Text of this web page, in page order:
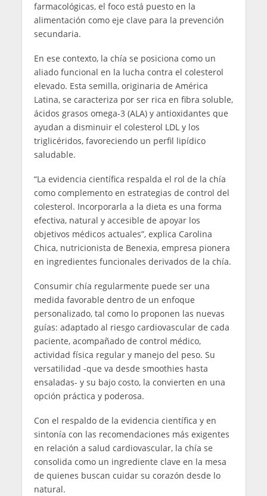
farmacológicas, el foco está puesto en la
alimentación como eje clave para la prevención
secundaria.
En ese contexto, la chía se posiciona como un
aliado funcional en la lucha contra el colesterol
elevado. Esta semilla, originaria de América
Latina, se caracteriza por ser rica en fibra soluble,
ácidos grasos omega-3 (ALA) y antioxidantes que
ayudan a disminuir el colesterol LDL y los
triglicéridos, favoreciendo un perfil lipídico
saludable.
“La evidencia científica respalda el rol de la chía
como complemento en estrategias de control del
colesterol. Incorporarla a la dieta es una forma
efectiva, natural y accesible de apoyar los
objetivos médicos actuales”, explica Carolina
Chica, nutricionista de Benexia, empresa pionera
en ingredientes funcionales derivados de la chía.
Consumir chía regularmente puede ser una
medida favorable dentro de un enfoque
personalizado, tal como lo proponen las nuevas
guías: adaptado al riesgo cardiovascular de cada
paciente, acompañado de control médico,
actividad física regular y manejo del peso. Su
versatilidad -que va desde smoothies hasta
ensaladas- y su bajo costo, la convierten en una
opción práctica y poderosa.
Con el respaldo de la evidencia científica y en
sintonía con las recomendaciones más exigentes
en relación a salud cardiovascular, la chía se
consolida como un ingrediente clave en la mesa
de quienes buscan cuidar su corazón desde lo
natural.